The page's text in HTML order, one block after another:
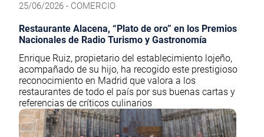
25/06/2026 - COMERCIO
Restaurante Alacena, “Plato de oro” en los Premios
Nacionales de Radio Turismo y Gastronomía
Enrique Ruiz, propietario del establecimiento lojeño,
acompañado de su hijo, ha recogido este prestigioso
reconocimiento en Madrid que valora a los
restaurantes de todo el país por sus buenas cartas y
referencias de críticos culinarios